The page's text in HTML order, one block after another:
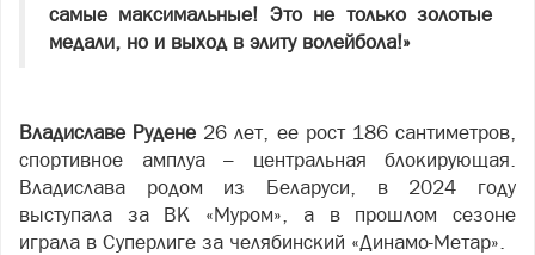
самые максимальные! Это не только золотые
медали, но и выход в элиту волейбола!»
Владиславе Рудене 26 лет, ее рост 186 сантиметров,
спортивное амплуа – центральная блокирующая.
Владислава родом из Беларуси, в 2024 году
выступала за ВК «Муром», а в прошлом сезоне
играла в Суперлиге за челябинский «Динамо-Метар».